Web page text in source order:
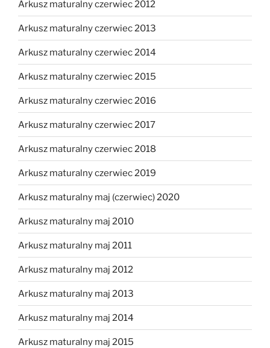
Arkusz maturalny czerwiec 2012
Arkusz maturalny czerwiec 2013
Arkusz maturalny czerwiec 2014
Arkusz maturalny czerwiec 2015
Arkusz maturalny czerwiec 2016
Arkusz maturalny czerwiec 2017
Arkusz maturalny czerwiec 2018
Arkusz maturalny czerwiec 2019
Arkusz maturalny maj (czerwiec) 2020
Arkusz maturalny maj 2010
Arkusz maturalny maj 2011
Arkusz maturalny maj 2012
Arkusz maturalny maj 2013
Arkusz maturalny maj 2014
Arkusz maturalny maj 2015